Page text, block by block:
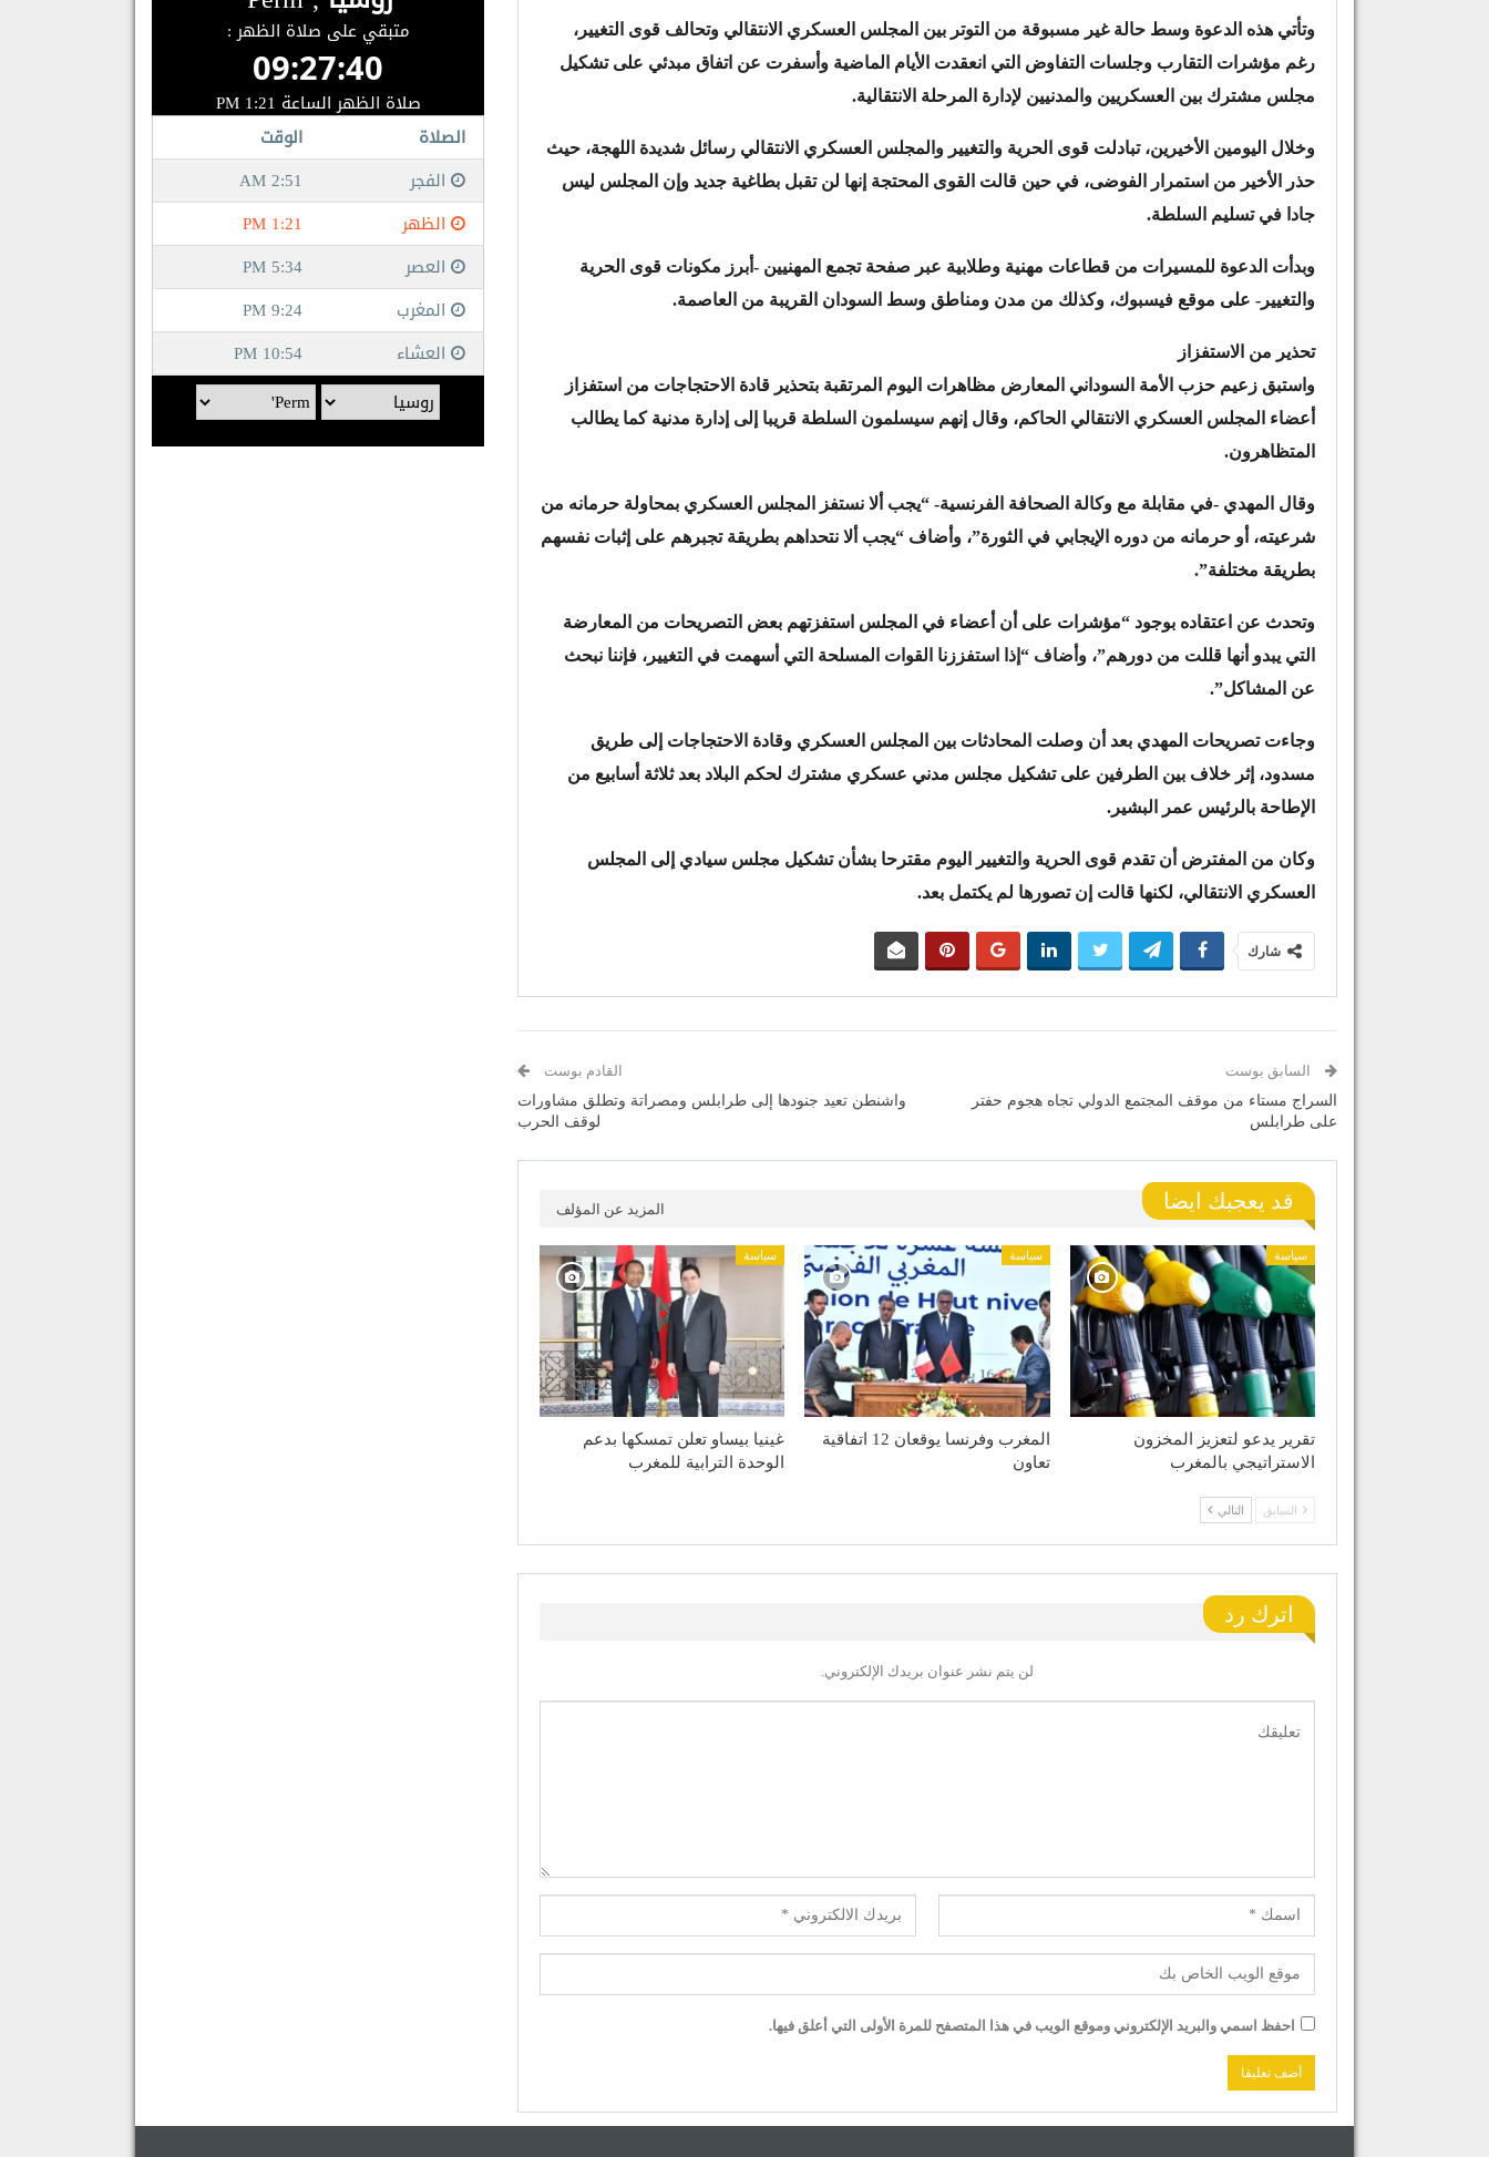
وتأتي هذه الدعوة وسط حالة غير مسبوقة من التوتر بين المجلس العسكري الانتقالي وتحالف قوى التغيير،
رغم مؤشرات التقارب وجلسات التفاوض التي انعقدت الأيام الماضية وأسفرت عن اتفاق مبدئي على تشكيل
مجلس مشترك بين العسكريين والمدنيين لإدارة المرحلة الانتقالية.
وخلال اليومين الأخيرين، تبادلت قوى الحرية والتغيير والمجلس العسكري الانتقالي رسائل شديدة اللهجة، حيث
حذر الأخير من استمرار الفوضى، في حين قالت القوى المحتجة إنها لن تقبل بطاغية جديد وإن المجلس ليس
جادا في تسليم السلطة.
وبدأت الدعوة للمسيرات من قطاعات مهنية وطلابية عبر صفحة تجمع المهنيين -أبرز مكونات قوى الحرية
والتغيير- على موقع فيسبوك، وكذلك من مدن ومناطق وسط السودان القريبة من العاصمة.
تحذير من الاستفزاز
واستبق زعيم حزب الأمة السوداني المعارض مظاهرات اليوم المرتقبة بتحذير قادة الاحتجاجات من استفزاز
أعضاء المجلس العسكري الانتقالي الحاكم، وقال إنهم سيسلمون السلطة قريبا إلى إدارة مدنية كما يطالب
المتظاهرون.
وقال المهدي -في مقابلة مع وكالة الصحافة الفرنسية- “يجب ألا نستفز المجلس العسكري بمحاولة حرمانه من
شرعيته، أو حرمانه من دوره الإيجابي في الثورة”، وأضاف “يجب ألا نتحداهم بطريقة تجبرهم على إثبات نفسهم
بطريقة مختلفة”.
وتحدث عن اعتقاده بوجود “مؤشرات على أن أعضاء في المجلس استفزتهم بعض التصريحات من المعارضة
التي يبدو أنها قللت من دورهم”، وأضاف “إذا استفززنا القوات المسلحة التي أسهمت في التغيير، فإننا نبحث
عن المشاكل”.
وجاءت تصريحات المهدي بعد أن وصلت المحادثات بين المجلس العسكري وقادة الاحتجاجات إلى طريق
مسدود، إثر خلاف بين الطرفين على تشكيل مجلس مدني عسكري مشترك لحكم البلاد بعد ثلاثة أسابيع من
الإطاحة بالرئيس عمر البشير.
وكان من المفترض أن تقدم قوى الحرية والتغيير اليوم مقترحا بشأن تشكيل مجلس سيادي إلى المجلس
العسكري الانتقالي، لكنها قالت إن تصورها لم يكتمل بعد.
شارك
السابق بوست
السراج مستاء من موقف المجتمع الدولي تجاه هجوم حفتر
على طرابلس
القادم بوست
واشنطن تعيد جنودها إلى طرابلس ومصراتة وتطلق مشاورات
لوقف الحرب
قد يعجبك ايضا المزيد عن المؤلف
سياسة
تقرير يدعو لتعزيز المخزون
الاستراتيجي بالمغرب
سياسة
المغرب وفرنسا يوقعان 12 اتفاقية
تعاون
سياسة
غينيا بيساو تعلن تمسكها بدعم
الوحدة الترابية للمغرب
السابق التالي
اترك رد
لن يتم نشر عنوان بريدك الإلكتروني.
احفظ اسمي والبريد الإلكتروني وموقع الويب في هذا المتصفح للمرة الأولى التي أعلق فيها.